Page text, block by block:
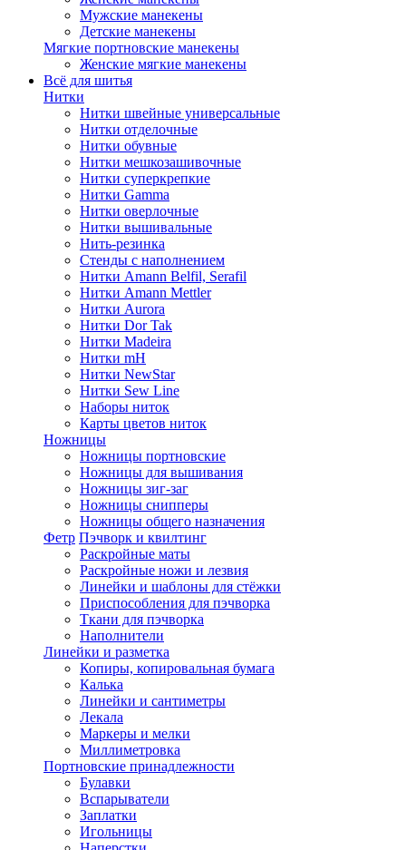
Мужские манекены
Детские манекены
Мягкие портновские манекены
Женские мягкие манекены
Всё для шитья
Нитки
Нитки швейные универсальные
Нитки отделочные
Нитки обувные
Нитки мешкозашивочные
Нитки суперкрепкие
Нитки Gamma
Нитки оверлочные
Нитки вышивальные
Нить-резинка
Стенды с наполнением
Нитки Amann Belfil, Serafil
Нитки Amann Mettler
Нитки Aurora
Нитки Dor Tak
Нитки Madeira
Нитки mH
Нитки NewStar
Нитки Sew Line
Наборы ниток
Карты цветов ниток
Ножницы
Ножницы портновские
Ножницы для вышивания
Ножницы зиг-заг
Ножницы снипперы
Ножницы общего назначения
Фетр Пэчворк и квилтинг
Раскройные маты
Раскройные ножи и лезвия
Линейки и шаблоны для стёжки
Приспособления для пэчворка
Ткани для пэчворка
Наполнители
Линейки и разметка
Копиры, копировальная бумага
Калька
Линейки и сантиметры
Лекала
Маркеры и мелки
Миллиметровка
Портновские принадлежности
Булавки
Вспарыватели
Заплатки
Игольницы